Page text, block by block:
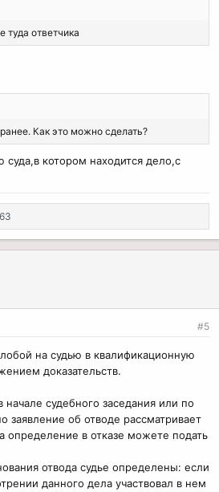
туда ответчика
Как это можно сделать?
суда,в котором находится дело,с
#5
на судью в квалификационную
доказательств.
начале судебного заседания или по
заявление об отводе рассматривает
определение в отказе можете подать
отвода судье определены: если
данного дела участвовал в нем